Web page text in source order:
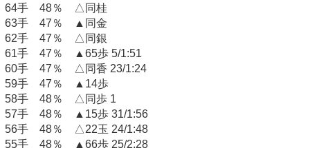
64手 48％ △同桂
63手 47％ ▲同金
62手 47％ △同銀
61手 47％ ▲65歩 5/1:51
60手 47％ △同香 23/1:24
59手 47％ ▲14歩
58手 48％ △同歩 1
57手 48％ ▲15歩 31/1:56
56手 48％ △22玉 24/1:48
55手 48％ ▲66歩 25/2:28